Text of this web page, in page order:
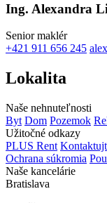
Ing. Alexandra
Senior maklér
+421 911 656 245
Lokalita
Naše nehnuteľnosti
Byt Dom Pozemok
Užitočné odkazy
PLUS Rent
Ochrana súkromia
Naše kancelárie
Bratislava